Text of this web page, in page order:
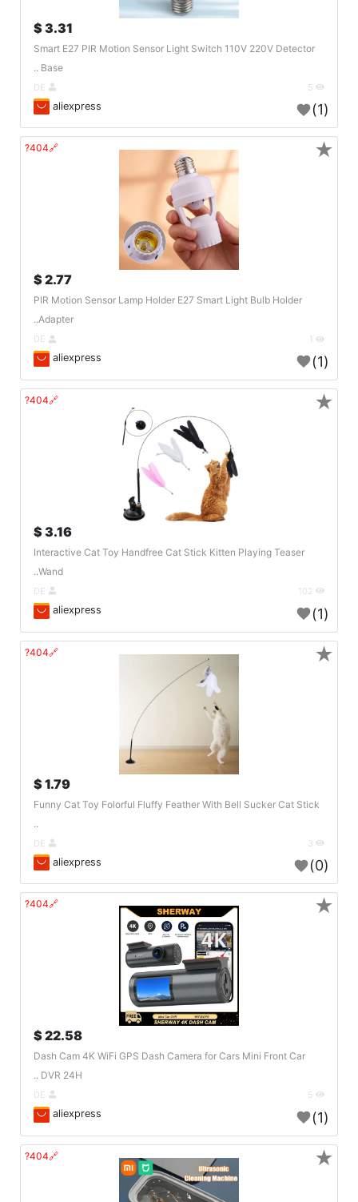
3.31 $
Smart E27 PIR Motion Sensor Light Switch 110V 220V Detector
Base ..
aliexpress (1)
🔗404?
2.77 $
PIR Motion Sensor Lamp Holder E27 Smart Light Bulb Holder
Adapter..
aliexpress (1)
★
🔗404?
3.16 $
Interactive Cat Toy Handfree Cat Stick Kitten Playing Teaser
Wand..
aliexpress (1)
★
🔗404?
1.79 $
Funny Cat Toy Folorful Fluffy Feather With Bell Sucker Cat Stick
..
aliexpress (0)
★
🔗404?
22.58 $
Dash Cam 4K WiFi GPS Dash Camera for Cars Mini Front Car
DVR 24H ..
aliexpress (1)
★
🔗404? ★